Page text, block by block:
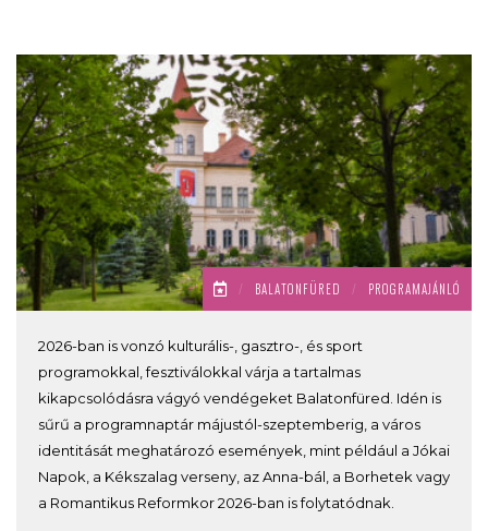
/ BALATONFÜRED / PROGRAMAJÁNLÓ
2026-ban is vonzó kulturális-, gasztro-, és sport
programokkal, fesztiválokkal várja a tartalmas
kikapcsolódásra vágyó vendégeket Balatonfüred. Idén is
sűrű a programnaptár májustól-szeptemberig, a város
identitását meghatározó események, mint például a Jókai
Napok, a Kékszalag verseny, az Anna-bál, a Borhetek vagy
a Romantikus Reformkor 2026-ban is folytatódnak.